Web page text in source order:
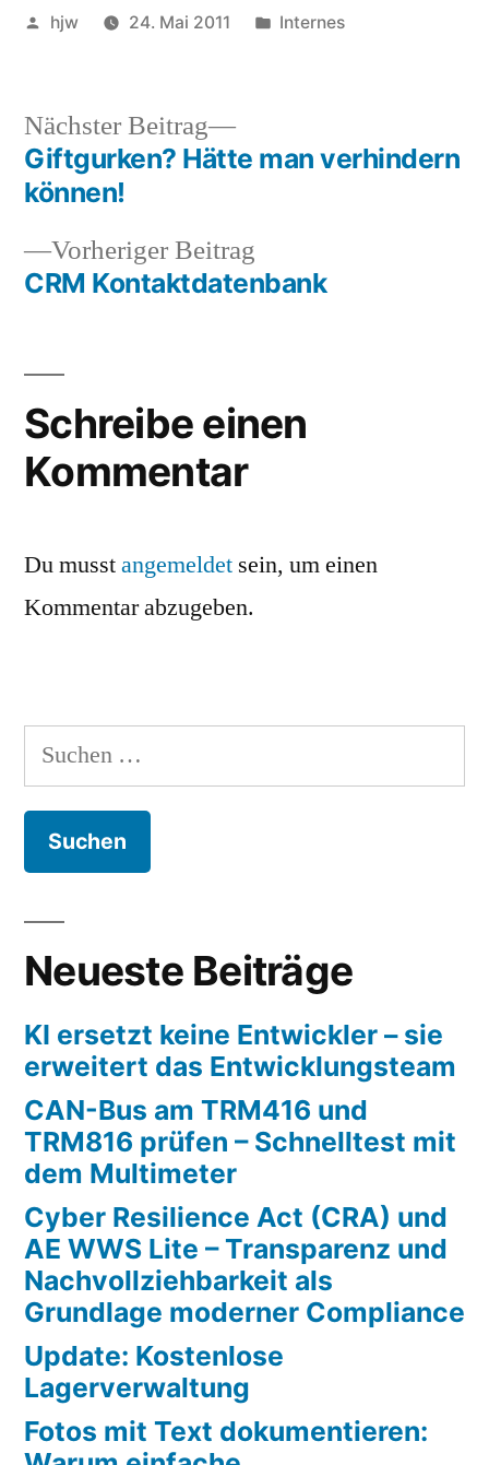
Veröffentlicht
hjw 24. Mai 2011
Veröffentlicht
Internes
Beitragsnavigation
Vorheriger Beitrag
Beitrag:
CRM Kontaktdatenbank
Nächster Beitrag
Nächster
Beitrag:
Giftgurken? Hätte man verhindern
können!
Schreibe einen
Kommentar
Du musstangemeldet sein, um einen
Kommentar abzugeben.
Suchen
nach:
Neueste Beiträge
KI ersetzt keine Entwickler – sie
erweitert das Entwicklungsteam
CAN-Bus am TRM416 und
TRM816 prüfen – Schnelltest mit
dem Multimeter
Cyber Resilience Act (CRA) und
AE WWS Lite – Transparenz und
Nachvollziehbarkeit als
Grundlage moderner Compliance
Update: Kostenlose
Lagerverwaltung
Fotos mit Text dokumentieren: